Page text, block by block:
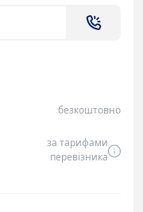
безкоштовно
за тарифами
перевізника